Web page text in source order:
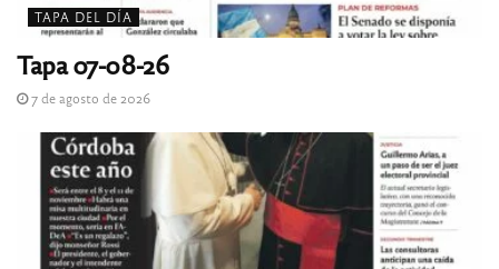
TAPA DEL DÍA
Tapa 07-08-26
7 de agosto de 2026